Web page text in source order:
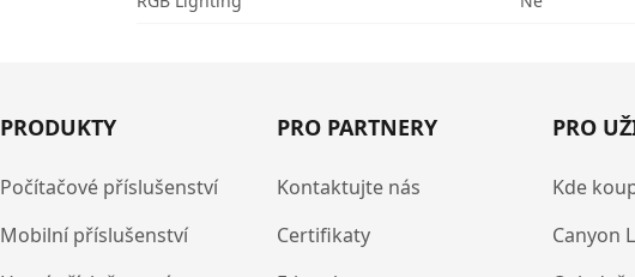
PRODUKTY
Počítačové příslušenství
Mobilní příslušenství
PRO PARTNERY
Kontaktujte nás
Certifikaty
PRO
Kde
Canyon